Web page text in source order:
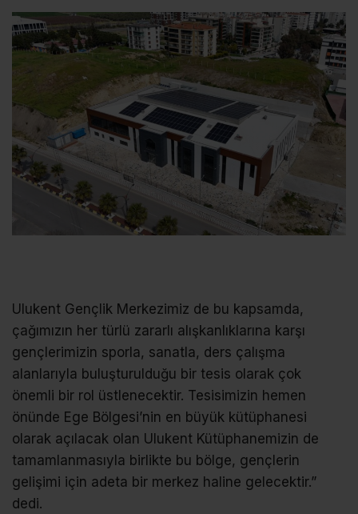
Ulukent Gençlik Merkezimiz de bu kapsamda,
çağımızın her türlü zararlı alışkanlıklarına karşı
gençlerimizin sporla, sanatla, ders çalışma
alanlarıyla buluşturulduğu bir tesis olarak çok
önemli bir rol üstlenecektir. Tesisimizin hemen
önünde Ege Bölgesi’nin en büyük kütüphanesi
olarak açılacak olan Ulukent Kütüphanemizin de
tamamlanmasıyla birlikte bu bölge, gençlerin
gelişimi için adeta bir merkez haline gelecektir.”
dedi.